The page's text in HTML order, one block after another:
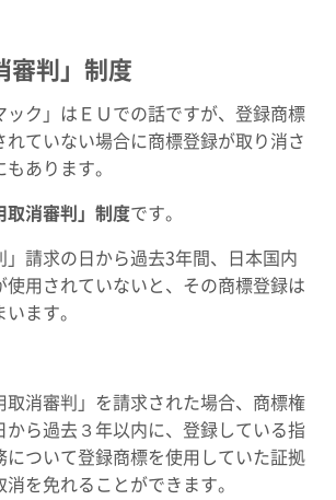
審判」制度
ック」はＥＵでの話ですが、登録商標
れていない場合に商標登録が取り消さ
あります。
取消審判」制度です。
」請求の日から過去3年間、日本国内
使用されていないと、その商標登録は
ます。
取消審判」を請求された場合、商標権
から過去３年以内に、登録している指
について登録商標を使用していた証拠
を免れることができます。